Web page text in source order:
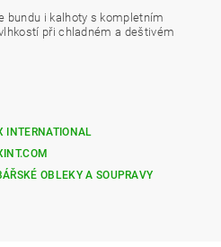
bundu i kalhoty s kompletním
při chladném a deštivém
INTERNATIONAL
OBLEKY A SOUPRAVY